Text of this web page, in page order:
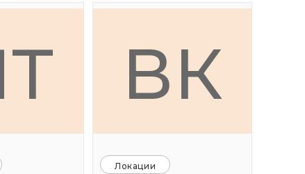
ВК
Локации